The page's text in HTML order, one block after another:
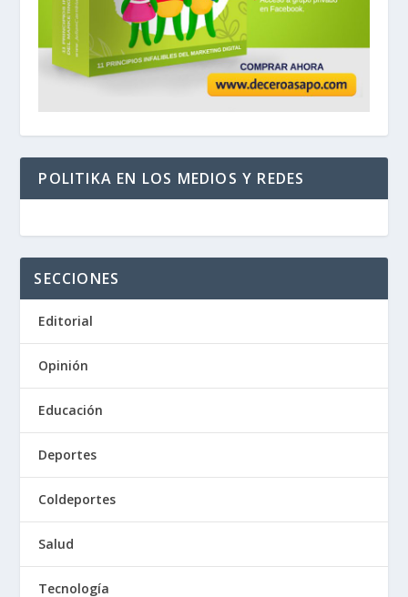
POLITIKA EN LOS MEDIOS Y REDES
SECCIONES
Editorial
Opinión
Educación
Deportes
Coldeportes
Salud
Tecnología